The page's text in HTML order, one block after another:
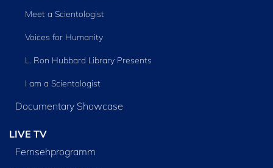
Meet a Scientologist
Voices for Humanity
L. Ron Hubbard Library Presents
I am a Scientologist
Documentary Showcase
LIVE TV
Fernsehprogramm